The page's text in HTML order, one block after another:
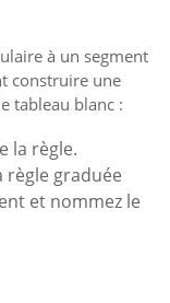
à un segment
construire une
tableau blanc :
la règle.
règle graduée
et nommez le